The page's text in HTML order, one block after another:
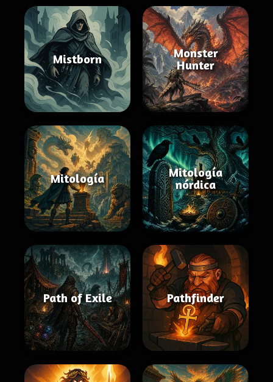
Mistborn
Monster
Hunter
Mitología
Mitología
nórdica
Path of Exile Pathfinder